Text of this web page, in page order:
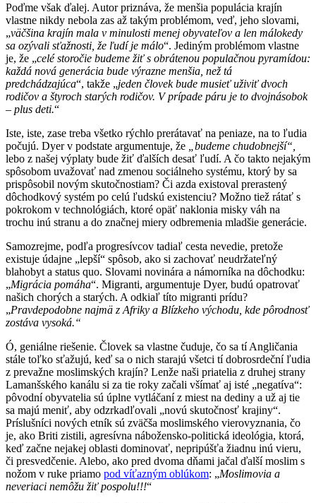
Poďme však ďalej. Autor priznáva, že menšia populácia krajín
vlastne nikdy nebola zas až takým problémom, veď, jeho slovami,
„väčšina krajín mala v minulosti menej obyvateľov a len málokedy
sa ozývali sťažnosti, že ľudí je málo“. Jediným problémom vlastne
je, že „celé storočie budeme žiť s obrátenou populačnou pyramídou:
každá nová generácia bude výrazne menšia, než tá
predchádzajúca“, takže „jeden človek bude musieť uživiť dvoch
rodičov a štyroch starých rodičov. V prípade páru je to dvojnásobok
– plus deti.“
Iste, iste, zase treba všetko rýchlo prerátavať na peniaze, na to ľudia
počujú. Dyer v podstate argumentuje, že
„budeme chudobnejší“,
lebo z našej výplaty bude žiť ďalších desať ľudí. A čo takto nejakým
spôsobom uvažovať nad zmenou sociálneho systému, ktorý by sa
prispôsobil novým skutočnostiam? Či azda existoval prerastený
dôchodkový systém po celú ľudskú existenciu? Možno tiež rátať s
pokrokom v technológiách, ktoré opäť naklonia misky váh na
trochu inú stranu a do značnej miery odbremenia mladšie generácie.
Samozrejme, podľa progresívcov tadiaľ cesta nevedie, pretože
existuje údajne „lepší“ spôsob, ako si zachovať neudržateľný
blahobyt a status quo. Slovami novinára a námorníka na dôchodku:
„Migrácia pomáha“. Migranti, argumentuje Dyer, budú opatrovať
našich chorých a starých. A odkiaľ títo migranti prídu?
„Pravdepodobne najmä z Afriky a Blízkeho východu, kde pôrodnosť
zostáva vysoká.“
Ó, geniálne riešenie. Človek sa vlastne čuduje, čo sa tí Angličania
stále toľko sťažujú, keď sa o nich starajú všetci tí dobrosrdeční ľudia
z prevažne moslimských krajín? Lenže naši priatelia z druhej strany
Lamanšského kanálu si za tie roky začali všímať aj isté „negatíva“:
pôvodní obyvatelia sú úplne vytláčaní z miest na dediny a už aj tie
sa majú meniť, aby odzrkadľovali „novú skutočnosť krajiny“.
Príslušníci nových etník sú zväčša moslimského vierovyznania, čo
je, ako Briti zistili, agresívna nábožensko-politická ideológia, ktorá,
keď začne nejakej oblasti dominovať, nepripúšťa žiadnu inú vieru,
či presvedčenie. Alebo, ako pred dvoma dňami jačal ďalší moslim s
nožom v ruke priamo pod víťazným oblúkom: „Moslimovia a
neveriaci nemôžu žiť pospolu!!!“